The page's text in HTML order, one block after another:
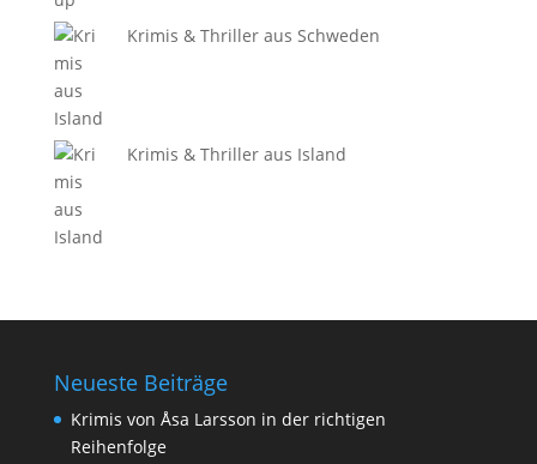
Krimis & Thriller aus Schweden
Krimis & Thriller aus Island
Neueste Beiträge
Krimis von Åsa Larsson in der richtigen
Reihenfolge